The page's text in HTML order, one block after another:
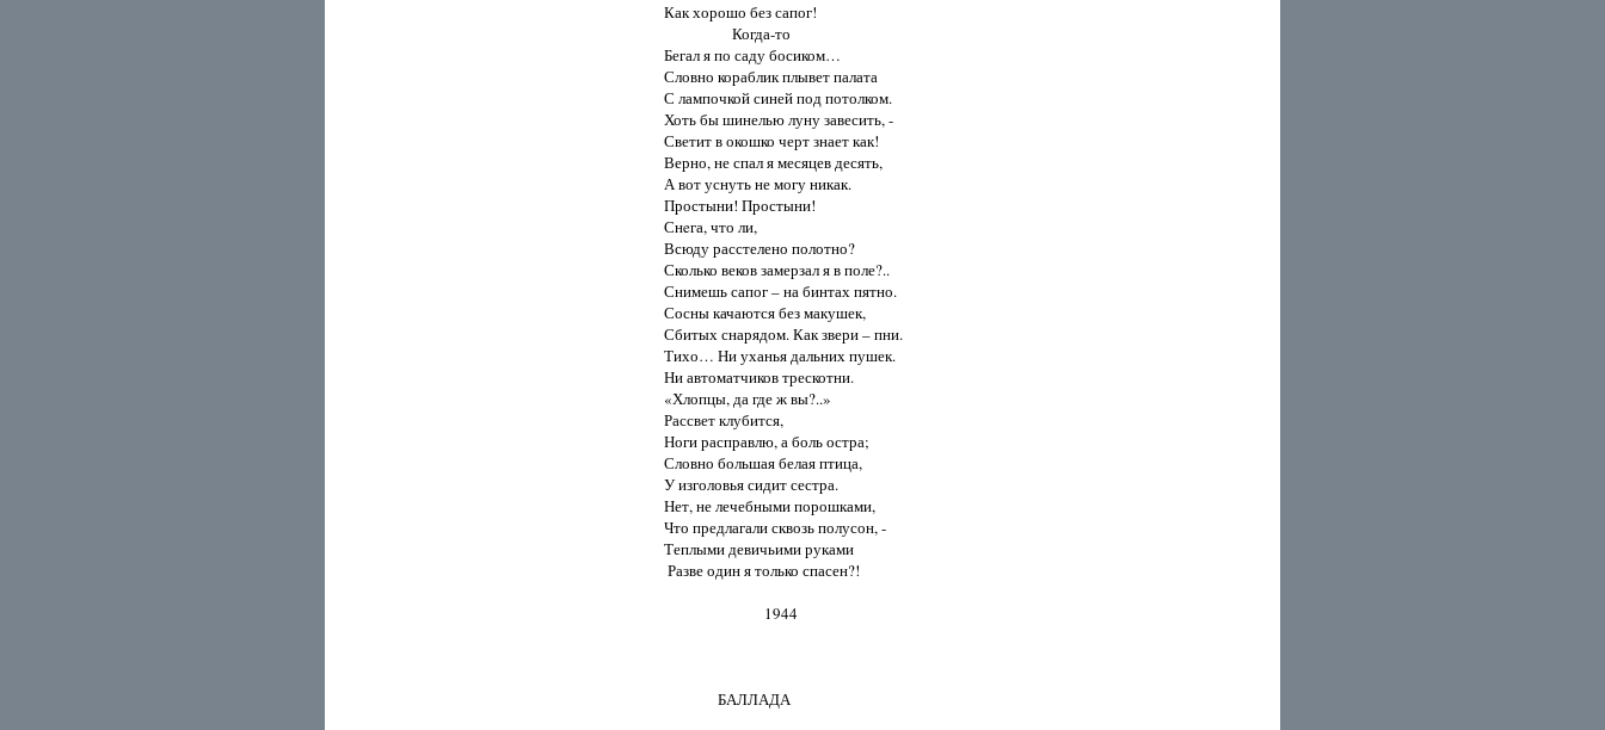
Как хорошо без сапог!
                   Когда-то
Бегал я по саду босиком…
Словно кораблик плывет палата
С лампочкой синей под потолком.
Хоть бы шинелью луну завесить, -
Светит в окошко черт знает как!
Верно, не спал я месяцев десять,
А вот уснуть не могу никак.
Простыни! Простыни!
Снeга, что ли,
Всюду расстелено полотно?
Сколько веков замерзал я в поле?..
Снимешь сапог – на бинтах пятно.
Сосны качаются без макушек,
Сбитых снарядом. Как звери – пни.
Тихо… Ни уханья дальних пушек.
Ни автоматчиков трескотни.
«Хлопцы, да где ж вы?..»
Рассвет клубится,
Ноги расправлю, а боль остра;
Словно большая белая птица,
У изголовья сидит сестра.
Нет, не лечебными порошками,
Что предлагали сквозь полусон, -
Теплыми девичьими руками
Разве один я только спасен?!
                            1944
               БАЛЛАДА